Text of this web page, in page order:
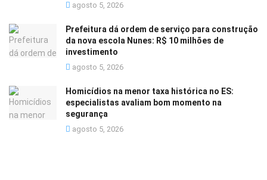
agosto 5, 2026
Prefeitura dá ordem de serviço para construção
da nova escola Nunes: R$ 10 milhões de
investimento
agosto 5, 2026
Homicídios na menor taxa histórica no ES:
especialistas avaliam bom momento na
segurança
agosto 5, 2026